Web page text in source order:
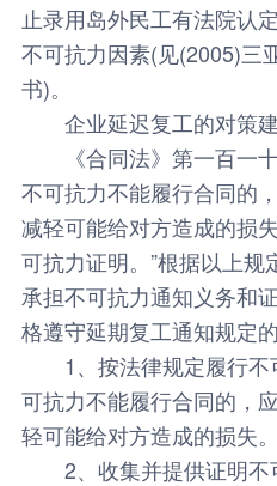
止录用岛外民工有法院认
不可抗力因素(见(2005)三
书)。
企业延迟复工的对策
《合同法》第一百一十
不可抗力不能履行合同的
减轻可能给对方造成的损
可抗力证明。”根据以上
承担不可抗力通知义务和
格遵守延期复工通知规定
1、按法律规定履行不
可抗力不能履行合同的，
轻可能给对方造成的损失。
2、收集并提供证明不